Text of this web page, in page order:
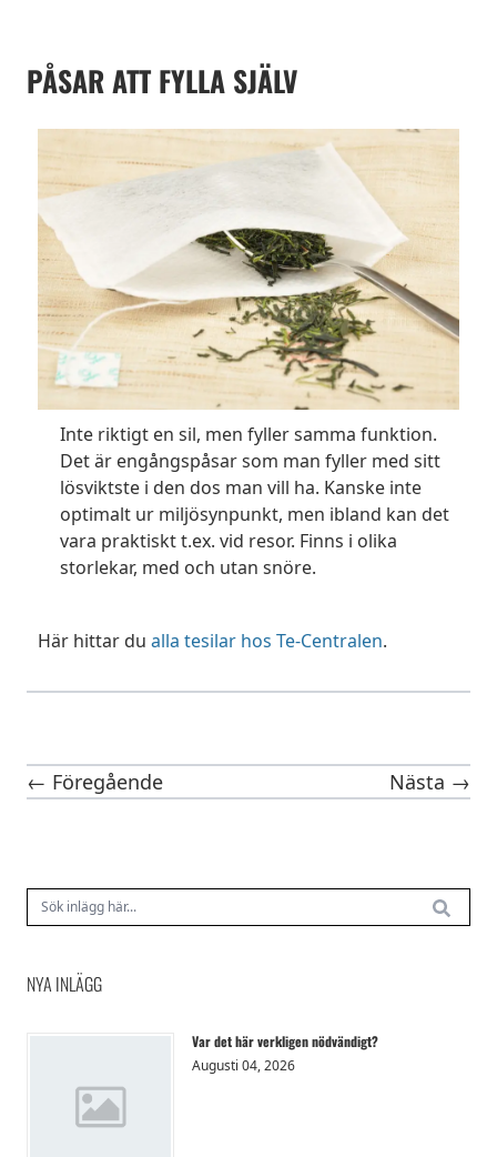
PÅSAR ATT FYLLA SJÄLV
Inte riktigt en sil, men fyller samma funktion.
Det är engångspåsar som man fyller med sitt
lösviktste i den dos man vill ha. Kanske inte
optimalt ur miljösynpunkt, men ibland kan det
vara praktiskt t.ex. vid resor. Finns i olika
storlekar, med och utan snöre.
Här hittar du alla tesilar hos Te-Centralen.
← Föregående Nästa →
NYA INLÄGG
Var det här verkligen nödvändigt?
Augusti 04, 2026